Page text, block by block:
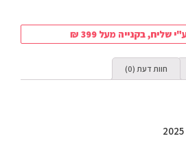
שליח, בקנייה מעל 399 ₪
חוות דעת (0)